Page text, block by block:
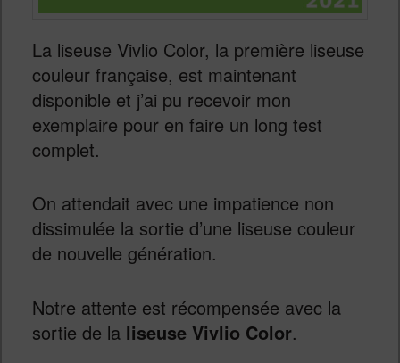
La liseuse Vivlio Color, la première liseuse
couleur française, est maintenant
disponible et j’ai pu recevoir mon
exemplaire pour en faire un long test
complet.
On attendait avec une impatience non
dissimulée la sortie d’une liseuse couleur
de nouvelle génération.
Notre attente est récompensée avec la
sortie de la liseuse Vivlio Color.